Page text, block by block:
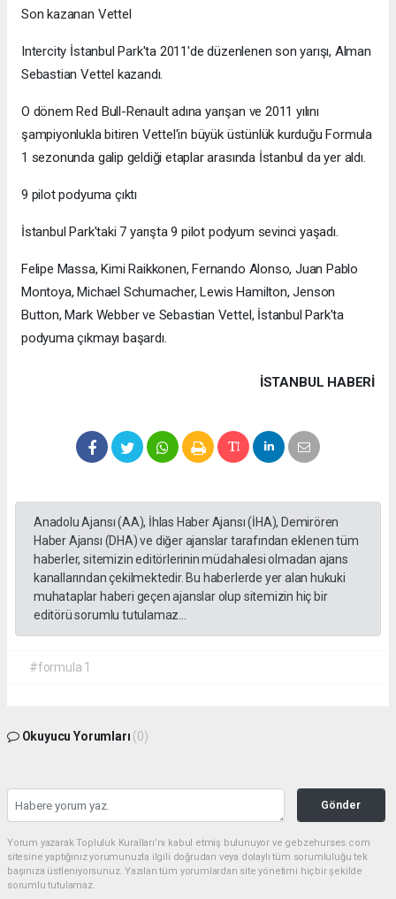
Son kazanan Vettel
Intercity İstanbul Park'ta 2011'de düzenlenen son yarışı, Alman
Sebastian Vettel kazandı.
O dönem Red Bull-Renault adına yarışan ve 2011 yılını
şampiyonlukla bitiren Vettel'in büyük üstünlük kurduğu Formula
1 sezonunda galip geldiği etaplar arasında İstanbul da yer aldı.
9 pilot podyuma çıktı
İstanbul Park'taki 7 yarışta 9 pilot podyum sevinci yaşadı.
Felipe Massa, Kimi Raikkonen, Fernando Alonso, Juan Pablo
Montoya, Michael Schumacher, Lewis Hamilton, Jenson
Button, Mark Webber ve Sebastian Vettel, İstanbul Park'ta
podyuma çıkmayı başardı.
İSTANBUL HABERİ
Anadolu Ajansı (AA), İhlas Haber Ajansı (İHA), Demirören
Haber Ajansı (DHA) ve diğer ajanslar tarafından eklenen tüm
haberler, sitemizin editörlerinin müdahalesi olmadan ajans
kanallarından çekilmektedir. Bu haberlerde yer alan hukuki
muhataplar haberi geçen ajanslar olup sitemizin hiç bir
editörü sorumlu tutulamaz...
#formula 1
Okuyucu Yorumları (0)
Gönder
Yorum yazarak Topluluk Kuralları’nı kabul etmiş bulunuyor ve gebzehurses.com
sitesine yaptığınız yorumunuzla ilgili doğrudan veya dolaylı tüm sorumluluğu tek
başınıza üstleniyorsunuz. Yazılan tüm yorumlardan site yönetimi hiçbir şekilde
sorumlu tutulamaz.